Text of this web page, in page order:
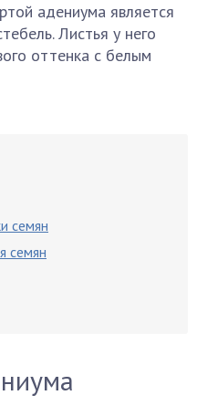
адениума является
Листья у него
оттенка с белым
семян
семян